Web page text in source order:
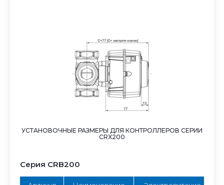
УСТАНОВОЧНЫЕ РАЗМЕРЫ ДЛЯ КОНТРОЛЛЕРОВ СЕРИИ
CRX200
Серия CRB200